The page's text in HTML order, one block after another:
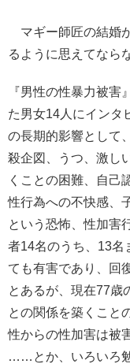
マギー師匠の結婚
るように思えてなら
『男性の性暴力被
た男女14人にインタ
の長期的影響として
殺企図、うつ、激し
くことの困難、自己
性行為への不快感、
という恐怖、性加害
者14名のうち、13名
ても有害であり、回
とあるが、現在77歳
との関係を築くこと
性からの性加害は被
……とか、いろいろ